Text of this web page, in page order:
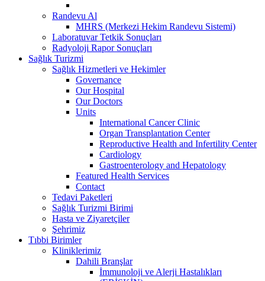
Randevu Al
MHRS (Merkezi Hekim Randevu Sistemi)
Laboratuvar Tetkik Sonuçları
Radyoloji Rapor Sonuçları
Sağlık Turizmi
Sağlık Hizmetleri ve Hekimler
Governance
Our Hospital
Our Doctors
Units
International Cancer Clinic
Organ Transplantation Center
Reproductive Health and Infertility Center
Cardiology
Gastroenterology and Hepatology
Featured Health Services
Contact
Tedavi Paketleri
Sağlık Turizmi Birimi
Hasta ve Ziyaretçiler
Şehrimiz
Tıbbi Birimler
Kliniklerimiz
Dahili Branşlar
İmmunoloji ve Alerji Hastalıkları